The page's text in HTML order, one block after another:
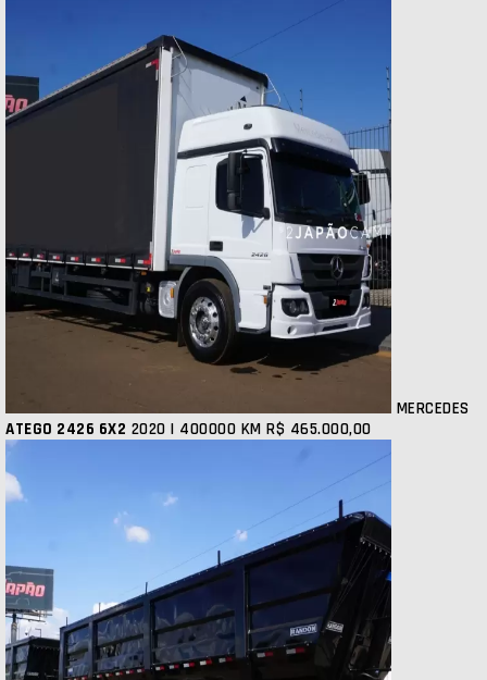
MERCEDES
ATEGO 2426 6X2 2020 | 400000 KM R$ 465.000,00